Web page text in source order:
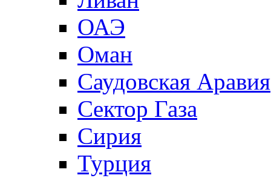
ОАЭ
Оман
Саудовская Аравия
Сектор Газа
Сирия
Турция